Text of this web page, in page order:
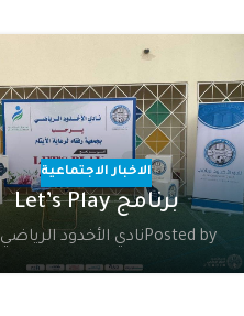
الاخبار الاجتماعية
برنامج Let’s Play
Posted byنادي الأخدود الرياضي